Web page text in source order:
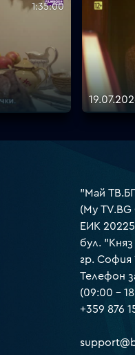
1:35:00
"Май
(My TV.BG
ЕИК
бул.
гр. София
Телефон
(09:00 –
+359 876